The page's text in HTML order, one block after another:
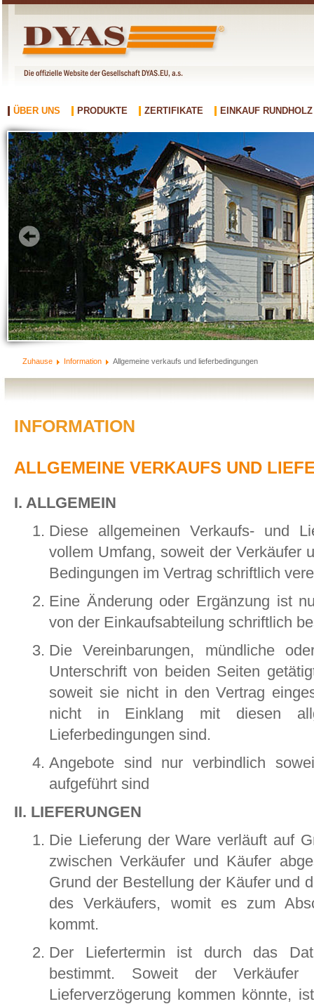
ÜBER UNS PRODUKTE ZERTIFIKATE EINKAUF RUNDHOLZ
Zuhause Information Allgemeine verkaufs und lieferbedingungen
INFORMATION
ALLGEMEINE VERKAUFS UND
I. ALLGEMEIN
Diese allgemeinen Verkaufs- und
vollem Umfang, soweit der Verkäufer
Bedingungen im Vertrag schriftlich
Eine Änderung oder Ergänzung ist
von der Einkaufsabteilung schriftlich
Die Vereinbarungen, mündliche
Unterschrift von beiden Seiten
soweit sie nicht in den Vertrag
nicht in Einklang mit diesen
Lieferbedingungen sind.
Angebote sind nur verbindlich
aufgeführt sind
II. LIEFERUNGEN
Die Lieferung der Ware verläuft auf
zwischen Verkäufer und Käufer
Grund der Bestellung der Käufer und
des Verkäufers, womit es zum
kommt.
Der Liefertermin ist durch das
bestimmt. Soweit der
Lieferverzögerung kommen könnte,